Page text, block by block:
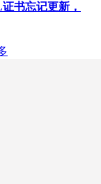
证书忘记更新，